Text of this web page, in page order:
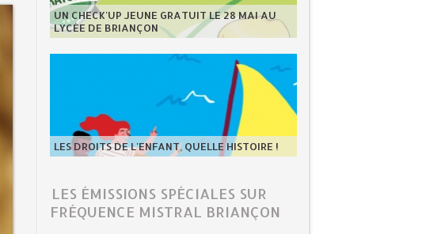
UN CHECK'UP JEUNE GRATUIT LE 28 MAI AU
LYCÉE DE BRIANÇON
LES DROITS DE L'ENFANT, QUELLE HISTOIRE !
LES ÉMISSIONS SPÉCIALES SUR
FRÉQUENCE MISTRAL BRIANÇON